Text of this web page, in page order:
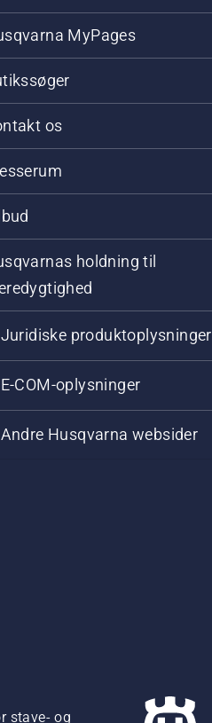
MyPages
os
holdning til
Juridiske produktoplysninger
E-COM-oplysninger
Andre Husqvarna websider
stave- og